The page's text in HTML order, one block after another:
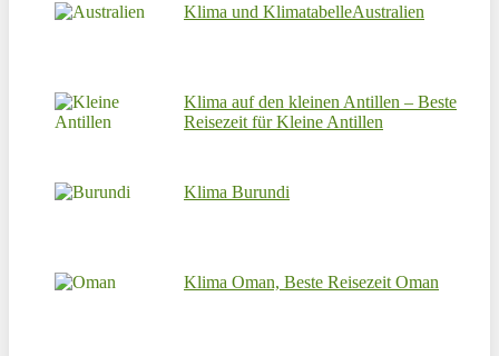
Klima und KlimatabelleAustralien
Klima auf den kleinen Antillen – Beste
Reisezeit für Kleine Antillen
Klima Burundi
Klima Oman, Beste Reisezeit Oman